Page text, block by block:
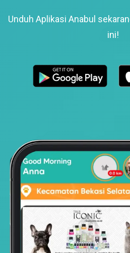
Unduh Aplikasi Anabul
ini!